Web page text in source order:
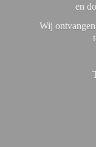
en
Wij